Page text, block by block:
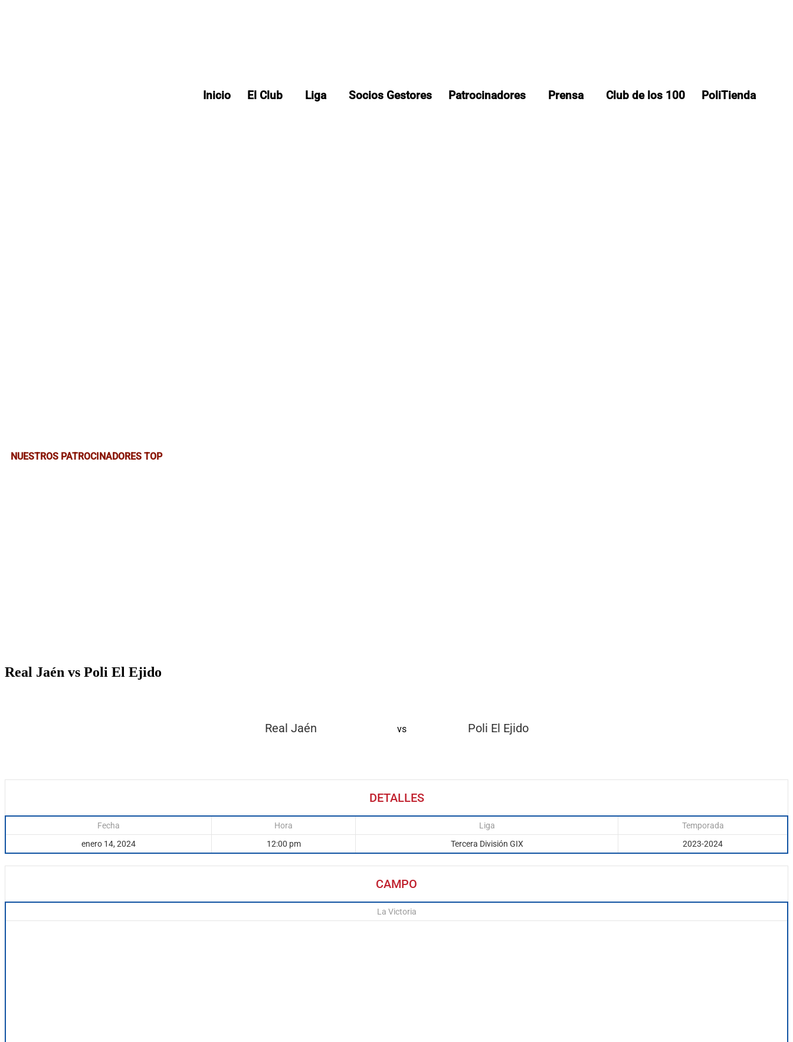
Inicio El Club Liga Socios Gestores Patrocinadores Prensa Club de los 100 PoliTienda
NUESTROS PATROCINADORES TOP
Real Jaén vs Poli El Ejido
Real Jaén vs Poli El Ejido
DETALLES
Fecha Hora Liga
Temporada
enero 14, 2024
12:00 pm Tercera División GIX 2023-2024
CAMPO
La Victoria